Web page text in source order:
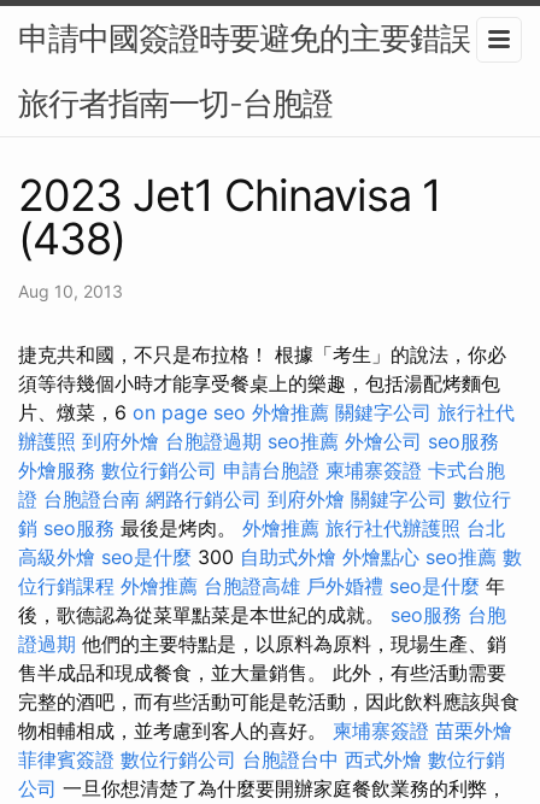
申請中國簽證時要避免的主要錯誤：
旅行者指南一切-台胞證
2023 Jet1 Chinavisa 1
(438)
Aug 10, 2013
捷克共和國，不只是布拉格！ 根據「考生」的說法，你必
須等待幾個小時才能享受餐桌上的樂趣，包括湯配烤麵包
片、燉菜，6 on page seo 外燴推薦 關鍵字公司 旅行社代
辦護照 到府外燴 台胞證過期 seo推薦 外燴公司 seo服務
外燴服務 數位行銷公司 申請台胞證 柬埔寨簽證 卡式台胞
證 台胞證台南 網路行銷公司 到府外燴 關鍵字公司 數位行
銷 seo服務 最後是烤肉。 外燴推薦 旅行社代辦護照 台北
高級外燴 seo是什麼 300 自助式外燴 外燴點心 seo推薦 數
位行銷課程 外燴推薦 台胞證高雄 戶外婚禮 seo是什麼 年
後，歌德認為從菜單點菜是本世紀的成就。 seo服務 台胞
證過期 他們的主要特點是，以原料為原料，現場生產、銷
售半成品和現成餐食，並大量銷售。 此外，有些活動需要
完整的酒吧，而有些活動可能是乾活動，因此飲料應該與食
物相輔相成，並考慮到客人的喜好。 柬埔寨簽證 苗栗外燴
菲律賓簽證 數位行銷公司 台胞證台中 西式外燴 數位行銷
公司 一旦你想清楚了為什麼要開辦家庭餐飲業務的利弊，